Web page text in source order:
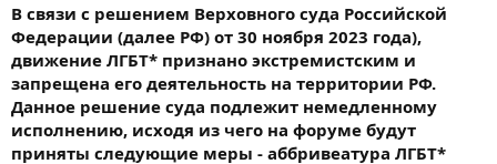
В связи с решением Верховного суда Российской
Федерации (далее РФ) от 30 ноября 2023 года),
движение ЛГБТ* признано экстремистским и
запрещена его деятельность на территории РФ.
Данное решение суда подлежит немедленному
исполнению, исходя из чего на форуме будут
приняты следующие меры - аббривеатура ЛГБТ*